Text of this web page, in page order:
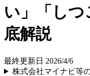
い」「し
底解説
最終更新日 2026/4/6
株式会社マイナビ等